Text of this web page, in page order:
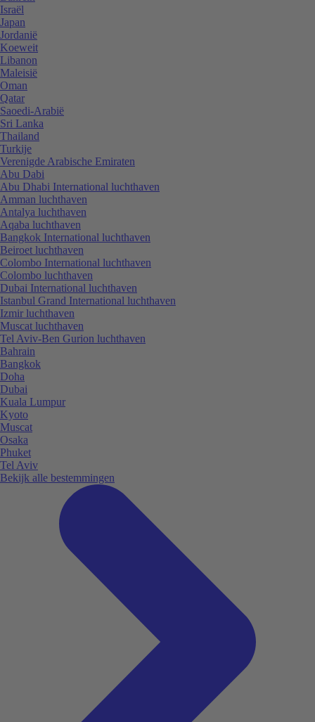
Israël
Japan
Jordanië
Koeweit
Libanon
Maleisië
Oman
Qatar
Saoedi-Arabië
Sri Lanka
Thailand
Turkije
Verenigde Arabische Emiraten
Abu Dabi
Abu Dhabi International luchthaven
Amman luchthaven
Antalya luchthaven
Aqaba luchthaven
Bangkok International luchthaven
Beiroet luchthaven
Colombo International luchthaven
Colombo luchthaven
Dubai International luchthaven
Istanbul Grand International luchthaven
Izmir luchthaven
Muscat luchthaven
Tel Aviv-Ben Gurion luchthaven
Bahrain
Bangkok
Doha
Dubai
Kuala Lumpur
Kyoto
Muscat
Osaka
Phuket
Tel Aviv
Bekijk alle bestemmingen